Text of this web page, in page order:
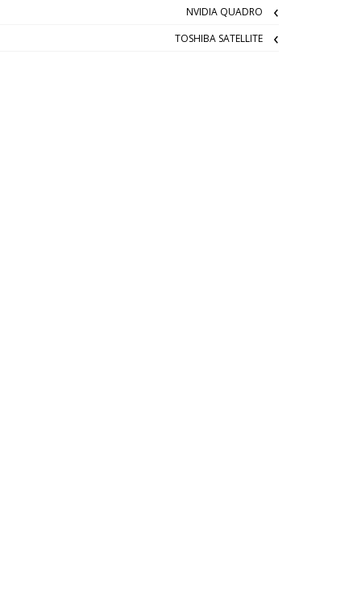
NVIDIA QUADRO
TOSHIBA SATELLITE